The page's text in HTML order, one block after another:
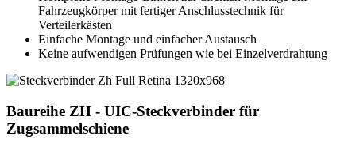
Fahrzeugkörper mit fertiger Anschlusstechnik für
Verteilerkästen
Einfache Montage und einfacher Austausch
Keine aufwendigen Prüfungen wie bei Einzelverdrahtung
Baureihe ZH - UIC-Steckverbinder für
Zugsammelschiene